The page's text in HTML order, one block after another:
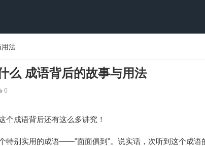
用法
么 成语背后的故事与用法
0
个成语背后还有这么多讲究！
特别实用的成语——"面面俱到"。说实话，次听到这个成语